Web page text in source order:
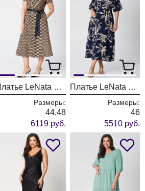
Платье LeNata 16489 бежевый с рисунком
Размеры:
44,48
6119 руб.
Платье LeNata 16508 синий в рисунок
Размеры:
46
5510 руб.